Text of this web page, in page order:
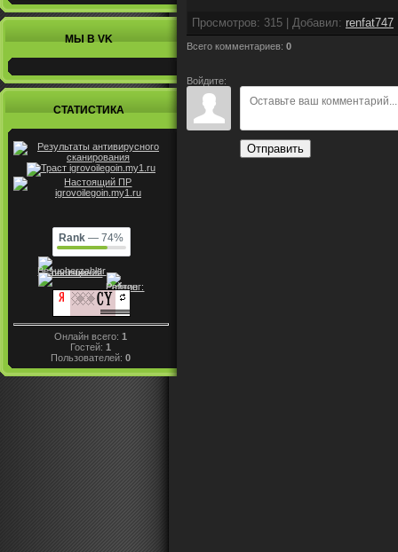
МЫ В VK
СТАТИСТИКА
Rank — 74%
Онлайн всего:1
Гостей:1
Пользователей:0
Просмотров: 315 | Добавил: renfat747
Всего комментариев: 0
Войдите:
Отправить